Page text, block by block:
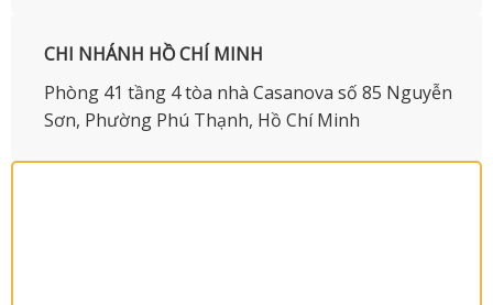
CHI NHÁNH HỒ CHÍ MINH
Phòng 41 tầng 4 tòa nhà Casanova số 85 Nguyễn
Sơn, Phường Phú Thạnh, Hồ Chí Minh